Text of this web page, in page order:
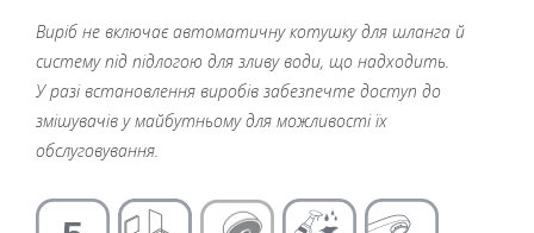
Виріб не включає автоматичну котушку для шланга й
систему під підлогою для зливу води, що надходить.
У разі встановлення виробів забезпечте доступ до
змішувачів у майбутньому для можливості їх
обслуговування.